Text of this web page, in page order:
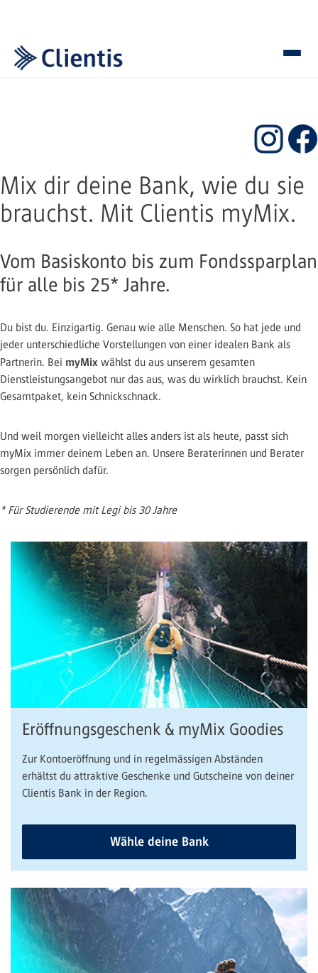
Mix dir deine Bank, wie du sie
brauchst. Mit Clientis myMix.
Vom Basiskonto bis zum Fondssparplan
für alle bis 25* Jahre.
Du bist du. Einzigartig. Genau wie alle Menschen. So hat jede und
jeder unterschiedliche Vorstellungen von einer idealen Bank als
Partnerin. Bei myMix wählst du aus unserem gesamten
Dienstleistungsangebot nur das aus, was du wirklich brauchst. Kein
Gesamtpaket, kein Schnickschnack.
Und weil morgen vielleicht alles anders ist als heute, passt sich
myMix immer deinem Leben an. Unsere Beraterinnen und Berater
sorgen persönlich dafür.
* Für Studierende mit Legi bis 30 Jahre
Eröffnungsgeschenk & myMix Goodies
Zur Kontoeröffnung und in regelmässigen Abständen
erhältst du attraktive Geschenke und Gutscheine von deiner
Clientis Bank in der Region.
Wähle deine Bank